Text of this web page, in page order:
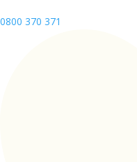
0800 370 371